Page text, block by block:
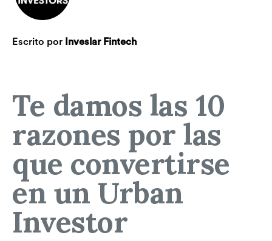
Escrito por Inveslar Fintech
Te damos las 10
razones por las
que convertirse
en un Urban
Investor